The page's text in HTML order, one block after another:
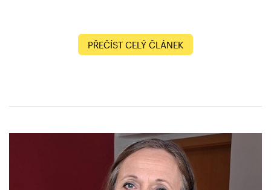
PŘEČÍST CELÝ ČLÁNEK